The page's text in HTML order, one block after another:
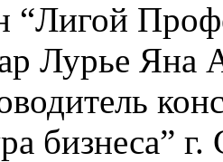
“Лигой
Лурье Яна
бизнеса”